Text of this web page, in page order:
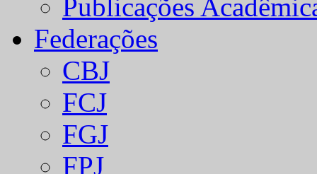
Publicações
Federações
CBJ
FCJ
FGJ
FPJ